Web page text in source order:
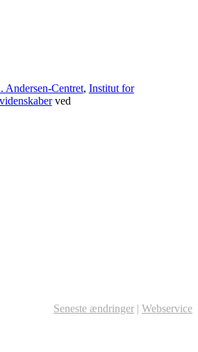
Andersen-Centret, Institut for
ved
Seneste ændringer | Webservice